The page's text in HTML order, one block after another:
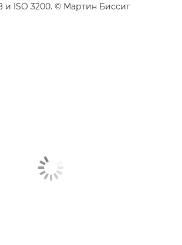
и ISO 3200. © Мартин Биссиг